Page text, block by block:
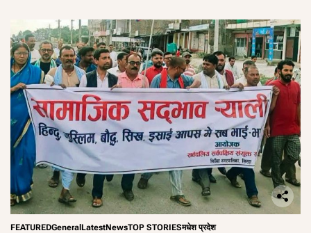
FEATUREDGeneralLatestNewsTOP STORIESमधेश प्रदेश